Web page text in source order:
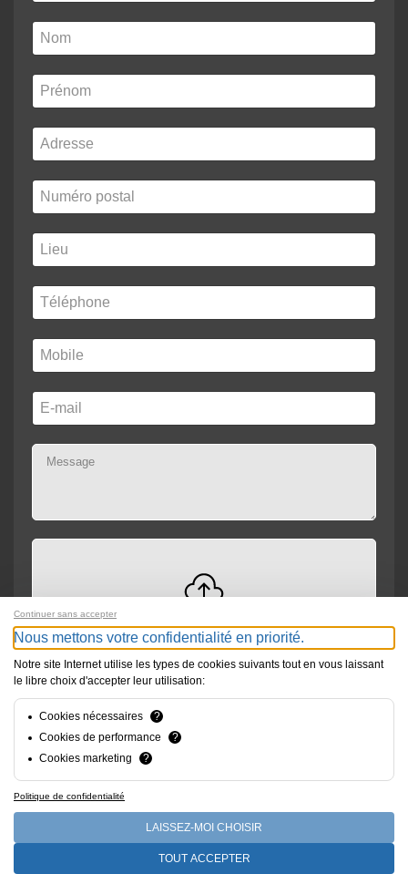
Drag and drop files here or
Max file size: 300MB
© Spécibois Sàrl. Tous droits réservés
Continuer sans accepter
Nous mettons votre confidentialité en priorité.
Notre site Internet utilise les types de cookies suivants tout en vous laissant
le libre choix d'accepter leur utilisation:
Cookies nécessaires
?
Cookies de performance
?
Cookies marketing
?
Politique de confidentialité
LAISSEZ-MOI CHOISIR
TOUT ACCEPTER